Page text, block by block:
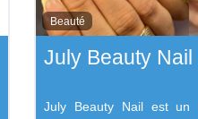
Beauté
July Beauty
July Beauty Nail est un